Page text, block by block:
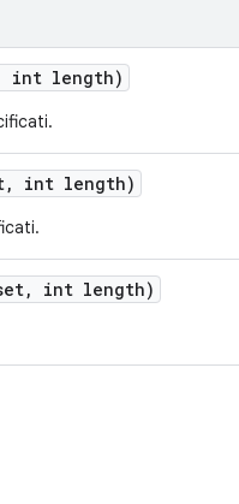
int length)
, int length)
, int length)